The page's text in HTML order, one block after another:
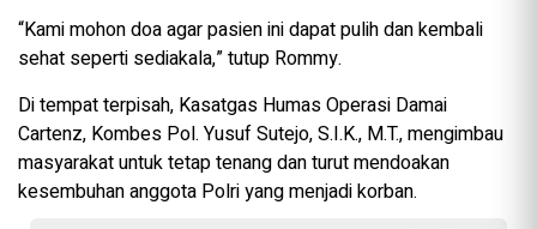
“Kami mohon doa agar pasien ini dapat pulih dan kembali
sehat seperti sediakala,” tutup Rommy.
Di tempat terpisah, Kasatgas Humas Operasi Damai
Cartenz, Kombes Pol. Yusuf Sutejo, S.I.K., M.T., mengimbau
masyarakat untuk tetap tenang dan turut mendoakan
kesembuhan anggota Polri yang menjadi korban.